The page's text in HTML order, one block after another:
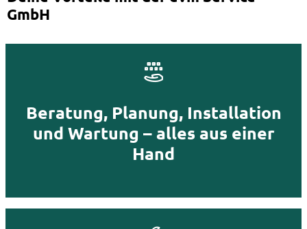
GmbH
Beratung, Planung, Installation
und Wartung – alles aus einer
Hand